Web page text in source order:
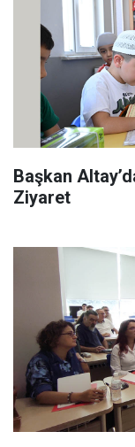
Başkan
Ziyaret